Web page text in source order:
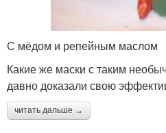
С мёдом и репейным маслом
Какие же маски с таким
давно доказали свою
читать дальше →